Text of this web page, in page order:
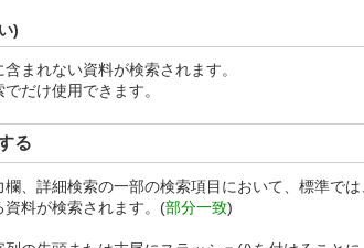
)
まれない資料が検索されます。
だけ使用できます。
る
、詳細検索の一部の検索項目において、標準で
料が検索されます。(部分一致)